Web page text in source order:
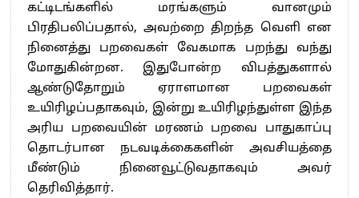
கட்டிடங்களில் மரங்களும் வானமும்
பிரதிபலிப்பதால், அவற்றை திறந்த வெளி என
நினைத்து பறவைகள் வேகமாக பறந்து வந்து
மோதுகின்றன. இதுபோன்ற விபத்துகளால்
ஆண்டுதோறும் ஏராளமான பறவைகள்
உயிரிழப்பதாகவும், இன்று உயிரிழந்துள்ள இந்த
அரிய பறவையின் மரணம் பறவை பாதுகாப்பு
தொடர்பான நடவடிக்கைகளின் அவசியத்தை
மீண்டும் நினைவூட்டுவதாகவும் அவர்
தெரிவித்தார்.